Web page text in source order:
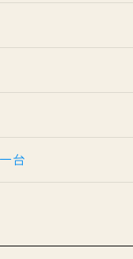
台